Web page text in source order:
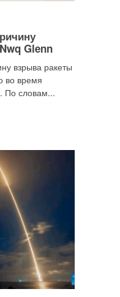
Glenn
взрыва ракеты
во время
По словам...